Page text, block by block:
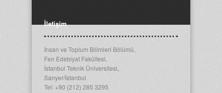
İletişim
İnsan ve Toplum Bilimleri Bölümü,
Fen Edebiyat Fakültesi,
İstanbul Teknik Üniversitesi,
Sarıyer/İstanbul
Tel: +90 (212) 285 3295